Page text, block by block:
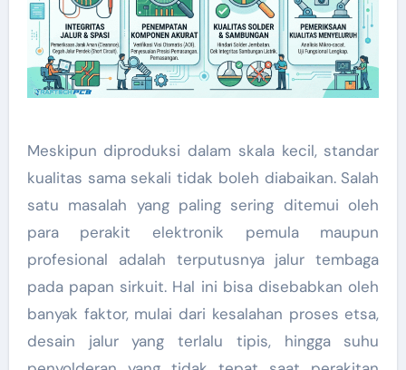
Meskipun diproduksi dalam skala kecil, standar
kualitas sama sekali tidak boleh diabaikan. Salah
satu masalah yang paling sering ditemui oleh
para perakit elektronik pemula maupun
profesional adalah terputusnya jalur tembaga
pada papan sirkuit. Hal ini bisa disebabkan oleh
banyak faktor, mulai dari kesalahan proses etsa,
desain jalur yang terlalu tipis, hingga suhu